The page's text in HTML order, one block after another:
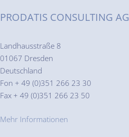
PRODATIS CONSULTING AG
Landhausstraße 8
01067 Dresden
Deutschland
Fon + 49 (0)351 266 23 30
Fax + 49 (0)351 266 23 50
Mehr Informationen